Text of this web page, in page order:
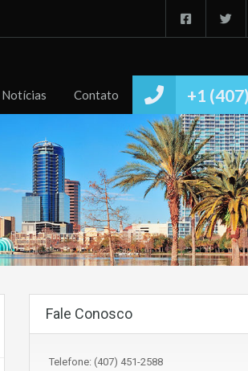
Início Imóvies Conheça
+1
Notícias Contato
Fale Conosco
Telefone: (407) 451-2588